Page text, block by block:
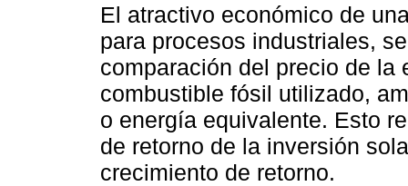
El atractivo económico de
para procesos industriales,
comparación del precio de la
combustible fósil utilizado,
o energía equivalente. Esto
de retorno de la inversión
crecimiento de retorno.